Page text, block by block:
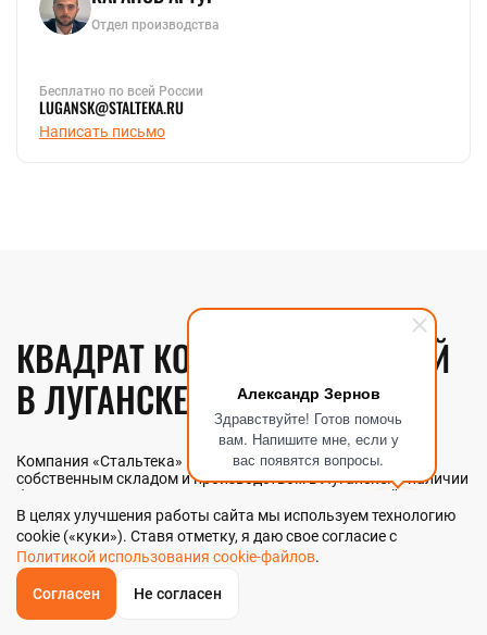
Александр Зернов
Здравствуйте! Готов помочь
вам. Напишите мне, если у
вас появятся вопросы.
ОБРАТНЫЙЗВОНОК
Отдел производства
Бесплатно по всей России
LUGANSK@STALTEKA.RU
Написать письмо
КВАДРАТ КОНСТРУКЦИОННЫЙ
В ЛУГАНСКЕ
Компания «Стальтека» — поставщик металлопроката с
собственным складом и производством в Луганске. В наличии
более 130 видов металлопроката и 70 наименований
металлоизделий — черный, цветной и нержавеющий прокат
любых типоразмеров. Мы реализуем квадрат
конструкционный как оптом, так и в розницу прямо со склада
из наличия или под заказ. Контроль качества на всех этапах —
от входного анализа до отгрузки.
Главная
В целях улучшения работы сайта мы используем технологию
cookie («куки»). Ставя отметку, я даю свое согласие с
Политикой использования cookie-файлов.
Согласен Не согласен